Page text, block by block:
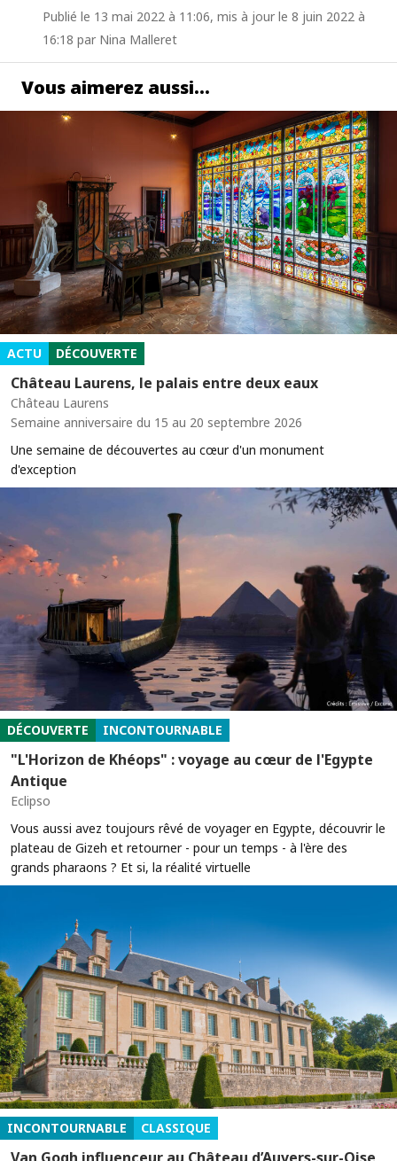
Publié le 13 mai 2022 à 11:06, mis à jour le 8 juin 2022 à
16:18 par Nina Malleret
Vous aimerez aussi…
ACTU DÉCOUVERTE
Château Laurens, le palais entre deux eaux
Château Laurens
Semaine anniversaire du 15 au 20 septembre 2026
Une semaine de découvertes au cœur d'un monument
d'exception
DÉCOUVERTE INCONTOURNABLE
"L'Horizon de Khéops" : voyage au cœur de l'Egypte
Antique
Eclipso
Vous aussi avez toujours rêvé de voyager en Egypte, découvrir le
plateau de Gizeh et retourner - pour un temps - à l'ère des
grands pharaons ? Et si, la réalité virtuelle
INCONTOURNABLE CLASSIQUE